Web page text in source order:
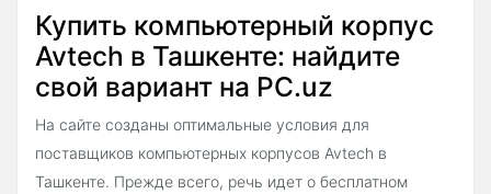
Купить компьютерный корпус
Avtech в Ташкенте: найдите
свой вариант на PC.uz
На сайте созданы оптимальные условия для
поставщиков компьютерных корпусов Avtech в
Ташкенте. Прежде всего, речь идет о бесплатном